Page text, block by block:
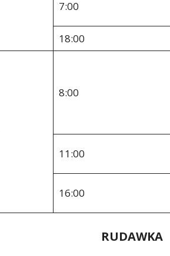
7:00
18:00
8:00
11:00
16:00
RUDAWKA